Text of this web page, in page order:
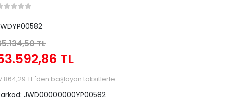
TL
TL
TL 'den başlayan taksitlerle
JWD00000000YP00582